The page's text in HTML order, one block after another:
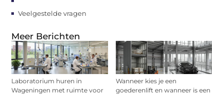
Veelgestelde vragen
Meer Berichten
Laboratorium huren in
Wageningen met ruimte voor
Wanneer kies je een
goederenlift en wanneer is een